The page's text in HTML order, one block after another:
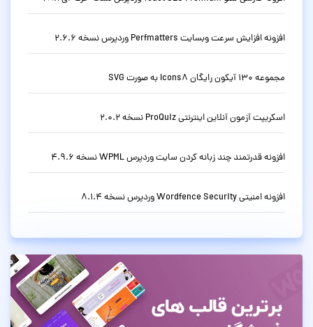
افزونه افزایش سرعت وبسایت Perfmatters وردپرس نسخه 2.6.6
مجموعه 130 آیکون رایگان Icons8 به صورت SVG
اسکریپت آزمون آنلاین اینترنتی ProQuiz نسخه 2.0.2
افزونه قدرتمند چند زبانه کردن سایت وردپرس WPML نسخه 4.9.6
افزونه امنیتی Wordfence Security وردپرس نسخه 8.1.4